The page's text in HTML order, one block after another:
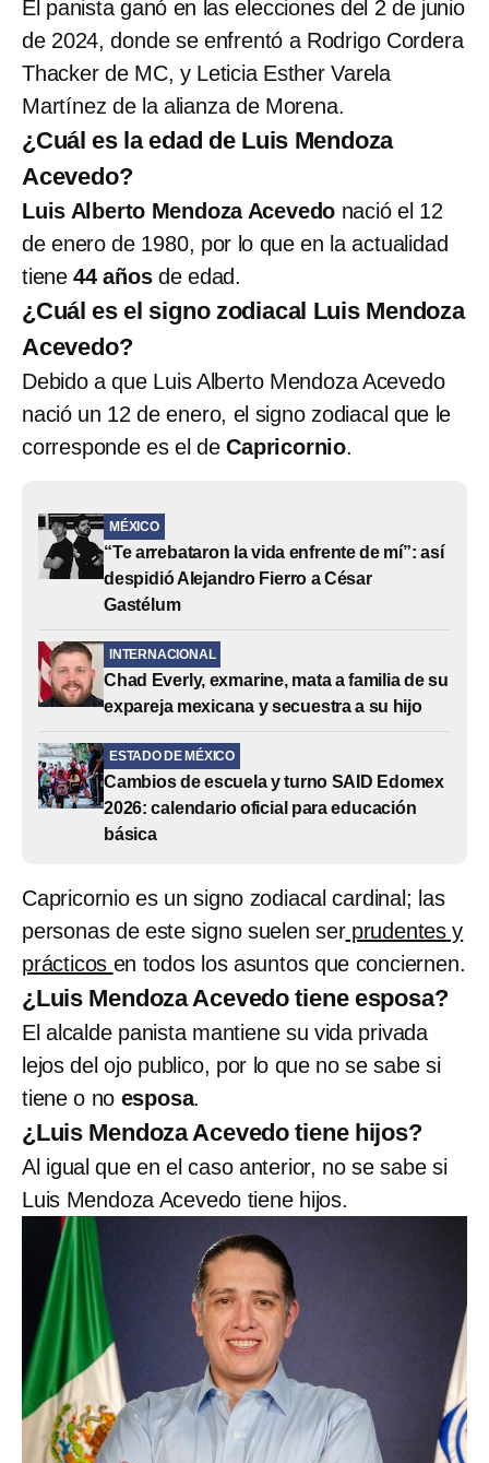
El panista ganó en las elecciones del 2 de junio
de 2024, donde se enfrentó a Rodrigo Cordera
Thacker de MC, y Leticia Esther Varela
Martínez de la alianza de Morena.
¿Cuál es la edad de Luis Mendoza
Acevedo?
Luis Alberto Mendoza Acevedo nació el 12
de enero de 1980, por lo que en la actualidad
tiene44 añosde edad.
¿Cuál es el signo zodiacal Luis Mendoza
Acevedo?
Debido a que Luis Alberto Mendoza Acevedo
nació un 12 de enero, el signo zodiacal que le
corresponde es el deCapricornio.
MÉXICO
“Te arrebataron la vida enfrente de mí”: así
despidió Alejandro Fierro a César
Gastélum
INTERNACIONAL
Chad Everly, exmarine, mata a familia de su
expareja mexicana y secuestra a su hijo
ESTADO DE MÉXICO
Cambios de escuela y turno SAID Edomex
2026: calendario oficial para educación
básica
Capricornio es un signo zodiacal cardinal; las
personas de este signo suelen serprudentes y
prácticos en todos los asuntos que conciernen.
¿Luis Mendoza Acevedo tiene esposa?
El alcalde panista mantiene su vida privada
lejos del ojo publico, por lo que no se sabe si
tiene o no esposa.
¿Luis Mendoza Acevedo tiene hijos?
Al igual que en el caso anterior, no se sabe si
Luis Mendoza Acevedo tiene hijos.